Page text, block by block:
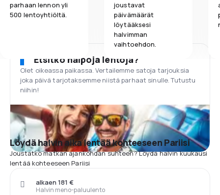
parhaan lennon yli
500 lentoyhtiöltä.
joustavat
päivämäärät
löytääksesi
halvimman
vaihtoehdon.
Etsitkö halpoja lentoja?
Olet oikeassa paikassa. Vertailemme satoja tarjouksia
joka päivä tarjotaksemme niistä parhaat sinulle. Tutustu
niihin!
Löydä halvin aika lentää kohteeseen Pariisi
Joustatko matkan ajankohdan suhteen? Löydä halvin kuukausi
lentää kohteeseen Pariisi
Halvin meno-paluulento
alkaen 181 €